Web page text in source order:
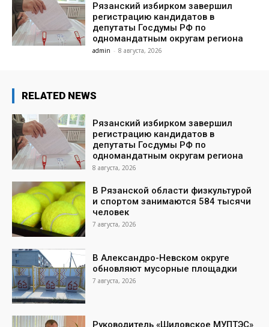
Рязанский избирком завершил
регистрацию кандидатов в
депутаты Госдумы РФ по
одномандатным округам региона
admin - 8 августа, 2026
RELATED NEWS
Рязанский избирком завершил
регистрацию кандидатов в
депутаты Госдумы РФ по
одномандатным округам региона
8 августа, 2026
В Рязанской области физкультурой
и спортом занимаются 584 тысячи
человек
7 августа, 2026
В Александро-Невском округе
обновляют мусорные площадки
7 августа, 2026